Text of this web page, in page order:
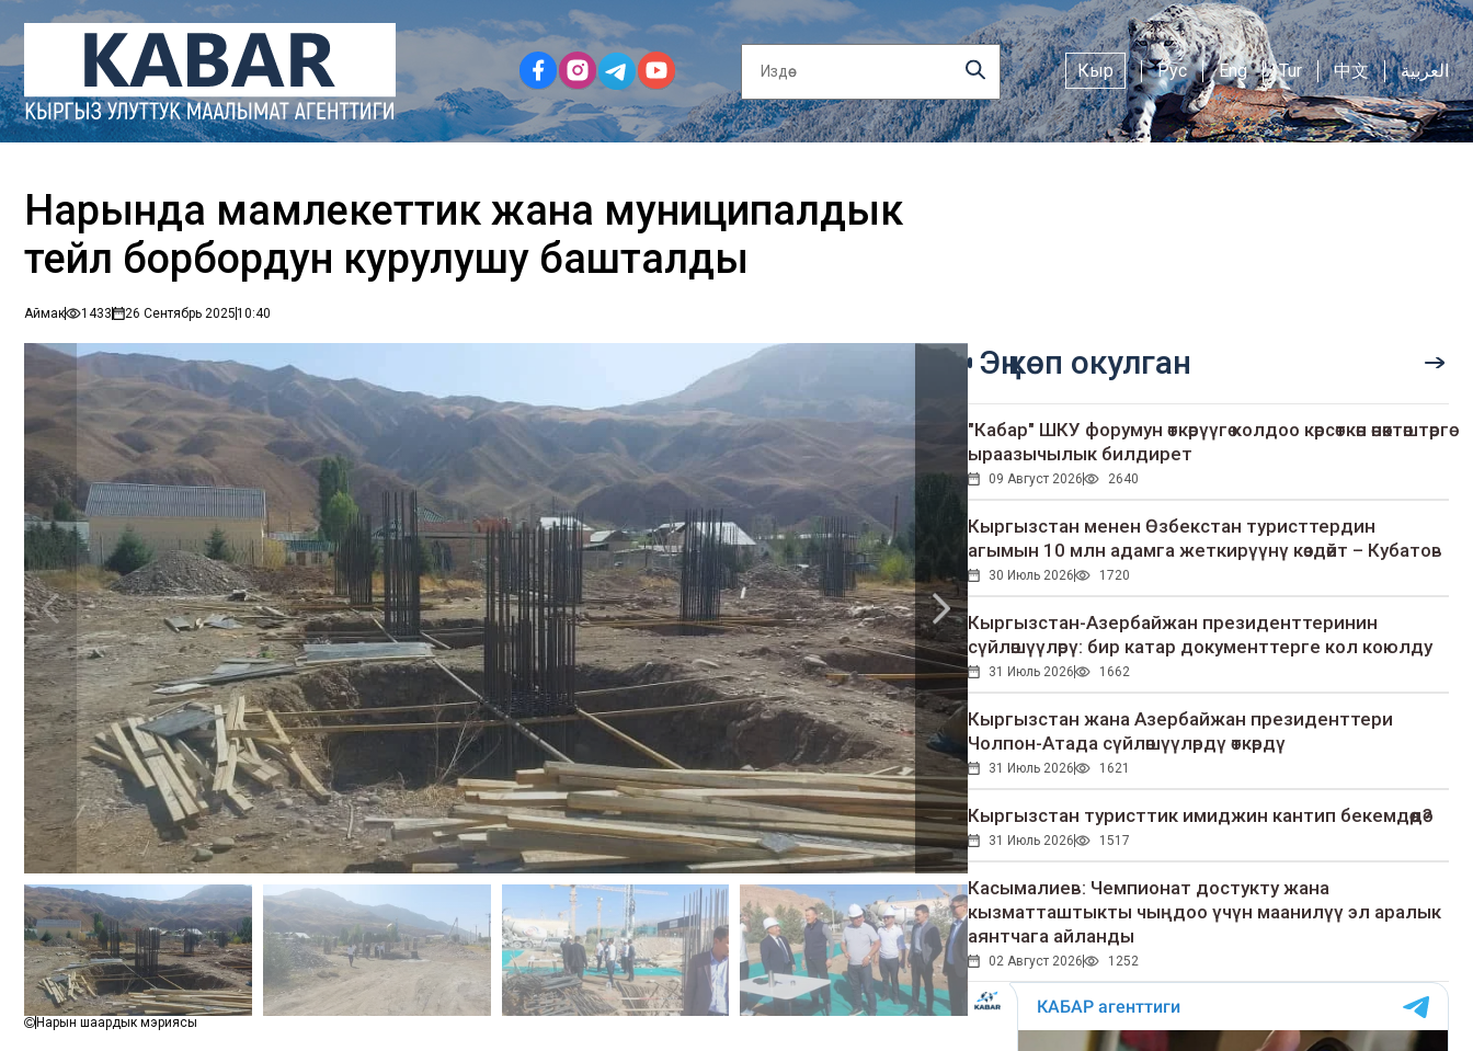
Кыр Рус Eng Tur 中文 العربية
Нарында мамлекеттик жана муниципалдык
тейлөө борбордун курулушу башталды
Аймак 1433 26 Сентябрь 202510:40
Нарын шаардык мэриясы
Эң көп окулган
"Кабар" ШКУ форумун өткөрүүгө колдоо көрсөткөн өнөктөштөргө
ыраазычылык билдирет
09 Август 2026 2640
Кыргызстан менен Өзбекстан туристтердин
агымын 10 млн адамга жеткирүүнү көздөйт – Кубатов
30 Июль 2026 1720
Кыргызстан-Азербайжан президенттеринин
сүйлөшүүлөрү: бир катар документтерге кол коюлду
31 Июль 2026 1662
Кыргызстан жана Азербайжан президенттери
Чолпон-Атада сүйлөшүүлөрдү өткөрдү
31 Июль 2026 1621
Кыргызстан туристтик имиджин кантип бекемдөөдө?
31 Июль 2026 1517
Касымалиев: Чемпионат достукту жана
кызматташтыкты чыңдоо үчүн маанилүү эл аралык
аянтчага айланды
02 Август 2026 1252